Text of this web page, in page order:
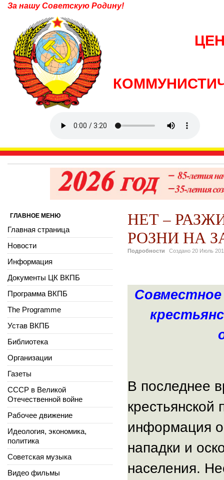
За нашу Советскую Родину!
НЕТ –
РОЗНИ НА
Подробности Создано 20 Июль
Совместное
В последнее
крестьянской
информация о
нападки и
населения.
ГЛАВНОЕ МЕНЮ
Главная страница
Новости
Информация
Документы ЦК ВКПБ
Программа ВКПБ
The Programme
Устав ВКПБ
Библиотека
Организации
Газеты
СССР в Великой
Отечественной войне
Рабочее движение
Идеология, экономика,
политика
Советская музыка
Видео фильмы